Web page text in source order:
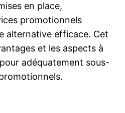
en place,
promotionnels
alternative efficace. Cet
et les aspects à
adéquatement sous-